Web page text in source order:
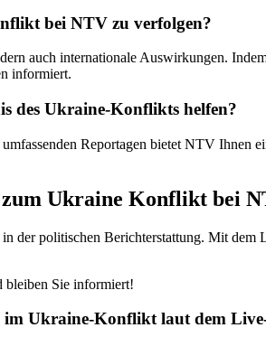
bei NTV zu verfolgen?
auch internationale Auswirkungen.
informiert.
des Ukraine-Konflikts helfen?
Reportagen bietet NTV Ihnen
Ukraine Konflikt bei
der politischen Berichterstattung. Mit dem
Sie informiert!
im Ukraine-Konflikt laut dem